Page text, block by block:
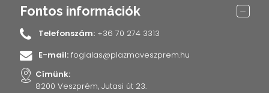
Fontos információk
Telefonszám: +36 70 274 3313
E-mail: foglalas@plazmaveszprem.hu
Címünk:
8200 Veszprém, Jutasi út 23.